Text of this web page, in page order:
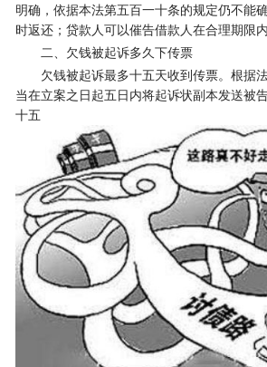
明确，依据本法第五百一十条的规定仍不能
时返还；贷款人可以催告借款人在合理期限内
二、欠钱被起诉多久下传票
欠钱被起诉最多十五天收到传票。根据
当在立案之日起五日内将起诉状副本发送被
十五